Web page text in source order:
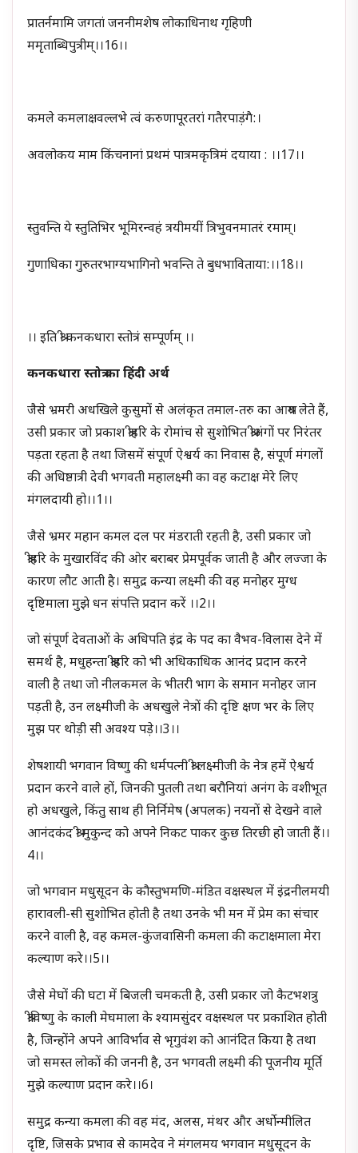
प्रातर्नमामि जगतां जननीमशेष लोकाधिनाथ गृहिणी
ममृताब्धिपुत्रीम्।।16।।
कमले कमलाक्षवल्लभे त्वं करुणापूरतरां गतैरपाड़ंगै:।
अवलोकय माम किंचनानां प्रथमं पात्रमकृत्रिमं दयाया : ।।17।।
स्तुवन्ति ये स्तुतिभिर भूमिरन्वहं त्रयीमयीं त्रिभुवनमातरं रमाम्।
गुणाधिका गुरुतरभाग्यभागिनो भवन्ति ते बुधभाविताया:।।18।।
।। इति श्री कनकधारा स्तोत्रं सम्पूर्णम् ।।
कनकधारा स्तोत्र का हिंदी अर्थ
जैसे भ्रमरी अधखिले कुसुमों से अलंकृत तमाल-तरु का आश्रय लेते हैं,
उसी प्रकार जो प्रकाश श्रीहरि के रोमांच से सुशोभित श्रीअंगों पर निरंतर
पड़ता रहता है तथा जिसमें संपूर्ण ऐश्वर्य का निवास है, संपूर्ण मंगलों
की अधिष्ठात्री देवी भगवती महालक्ष्मी का वह कटाक्ष मेरे लिए
मंगलदायी हो।।1।।
जैसे भ्रमर महान कमल दल पर मंडराती रहती है, उसी प्रकार जो
श्रीहरि के मुखारविंद की ओर बराबर प्रेमपूर्वक जाती है और लज्जा के
कारण लौट आती है। समुद्र कन्या लक्ष्मी की वह मनोहर मुग्ध
दृष्टिमाला मुझे धन संपत्ति प्रदान करें ।।2।।
जो संपूर्ण देवताओं के अधिपति इंद्र के पद का वैभव-विलास देने में
समर्थ है, मधुहन्ता श्रीहरि को भी अधिकाधिक आनंद प्रदान करने
वाली है तथा जो नीलकमल के भीतरी भाग के समान मनोहर जान
पड़ती है, उन लक्ष्मीजी के अधखुले नेत्रों की दृष्टि क्षण भर के लिए
मुझ पर थोड़ी सी अवश्य पड़े।।3।।
शेषशायी भगवान विष्णु की धर्मपत्नी श्री लक्ष्मीजी के नेत्र हमें ऐश्वर्य
प्रदान करने वाले हों, जिनकी पु‍तली तथा बरौनियां अनंग के वशीभूत
हो अधखुले, किंतु साथ ही निर्निमेष (अपलक) नयनों से देखने वाले
आनंदकंद श्री मुकुन्द को अपने निकट पाकर कुछ तिरछी हो जाती हैं।।
4।।
जो भगवान मधुसूदन के कौस्तुभमणि-मंडित वक्षस्थल में इंद्रनीलमयी
हारावली-सी सुशोभित होती है तथा उनके भी मन में प्रेम का संचार
करने वाली है, वह कमल-कुंजवासिनी कमला की कटाक्षमाला मेरा
कल्याण करे।।5।।
जैसे मेघों की घटा में बिजली चमकती है, उसी प्रकार जो कैटभशत्रु
श्रीविष्णु के काली मेघमाला के श्यामसुंदर वक्षस्थल पर प्रकाशित होती
है, जिन्होंने अपने आविर्भाव से भृगुवंश को आनंदित किया है तथा
जो समस्त लोकों की जननी है, उन भगवती लक्ष्मी की पूजनीय मूर्ति
मुझे कल्याण प्रदान करे।।6।
समुद्र कन्या कमला की वह मंद, अलस, मंथर और अर्धोन्मीलित
दृष्टि, जिसके प्रभाव से कामदेव ने मंगलमय भगवान मधुसूदन के